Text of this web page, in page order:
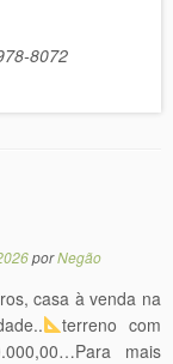
8072
porNegão
casa à venda na
terreno com
mais